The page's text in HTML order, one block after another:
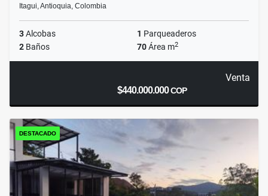
Itagui, Antioquia, Colombia
3Alcobas 1 Parqueaderos
2 Baños 70Área m2
Venta
$440.000.000COP
DESTACADO